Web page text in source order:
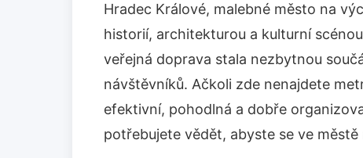
Hradec Králové, malebné město na
historií, architekturou a kulturní
veřejná doprava stala nezbytnou
návštěvníků. Ačkoli zde nenajdete
efektivní, pohodlná a dobře
potřebujete vědět, abyste se ve